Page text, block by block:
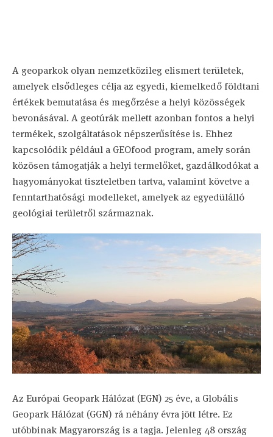
A geoparkok olyan nemzetközileg elismert területek,
amelyek elsődleges célja az egyedi, kiemelkedő földtani
értékek bemutatása és megőrzése a helyi közösségek
bevonásával. A geotúrák mellett azonban fontos a helyi
termékek, szolgáltatások népszerűsítése is. Ehhez
kapcsolódik például a GEOfood program, amely során
közösen támogatják a helyi termelőket, gazdálkodókat a
hagyományokat tiszteletben tartva, valamint követve a
fenntarthatósági modelleket, amelyek az egyedülálló
geológiai területről származnak.
Az Európai Geopark Hálózat (EGN) 25 éve, a Globális
Geopark Hálózat (GGN) rá néhány évra jött létre. Ez
utóbbinak Magyarország is a tagja. Jelenleg 48 ország